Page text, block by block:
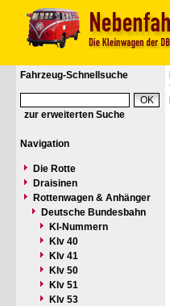
Fahrzeug-Schnellsuche
zur erweiterten Suche
Navigation
Die Rotte
Draisinen
Rottenwagen & Anhänger
Deutsche Bundesbahn
Kl-Nummern
Klv 40
Klv 41
Klv 50
Klv 51
Klv 53